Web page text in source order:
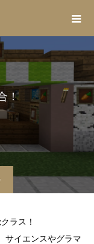
！
ラス！
サイエンスやグラマ